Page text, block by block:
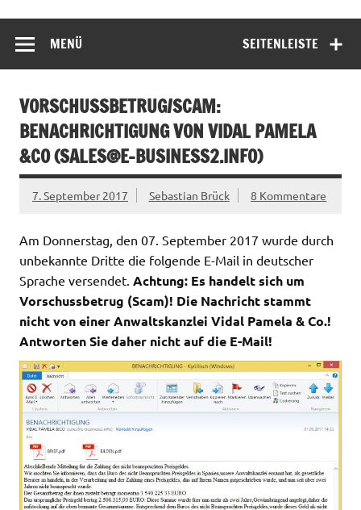
SEITENLEISTE
MENÜ
VORSCHUSSBETRUG/SCAM:
BENACHRICHTIGUNG VON VIDAL PAMELA
&CO (SALES@E-BUSINESS2.INFO)
7. September 2017 Sebastian Brück 8 Kommentare
Am Donnerstag, den 07. September 2017 wurde durch
unbekannte Dritte die folgende E-Mail in deutscher
Sprache versendet. Achtung: Es handelt sich um
Vorschussbetrug (Scam)! Die Nachricht stammt
nicht von einer Anwaltskanzlei Vidal Pamela & Co.!
Antworten Sie daher nicht auf die E-Mail!